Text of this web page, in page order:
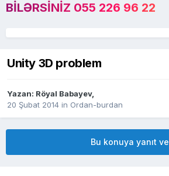
BILƏRSINIZ 055 226 96 22
Unity 3D problem
Yazan: Röyal Babayev,
20 Şubat 2014 in Ordan-burdan
Bu konuya yanıt